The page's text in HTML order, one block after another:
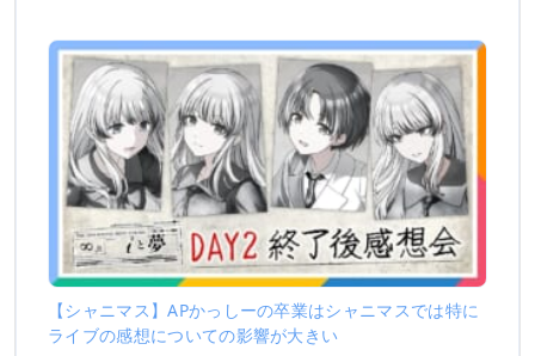
【シャニマス】APかっしーの卒業はシャニマスでは特に
ライブの感想についての影響が大きい